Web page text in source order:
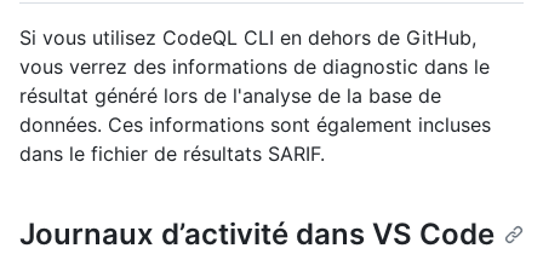
Si vous utilisez CodeQL CLI en dehors de GitHub,
vous verrez des informations de diagnostic dans le
résultat généré lors de l'analyse de la base de
données. Ces informations sont également incluses
dans le fichier de résultats SARIF.
Journaux d’activité dans VS Code